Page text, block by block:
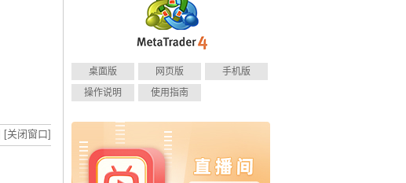
[关闭窗口]
桌面版 网页版
手机版
操作说明
使用指南